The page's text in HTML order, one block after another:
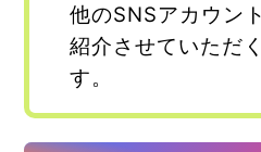
他のSNSアカウン
紹介させていただ
す。